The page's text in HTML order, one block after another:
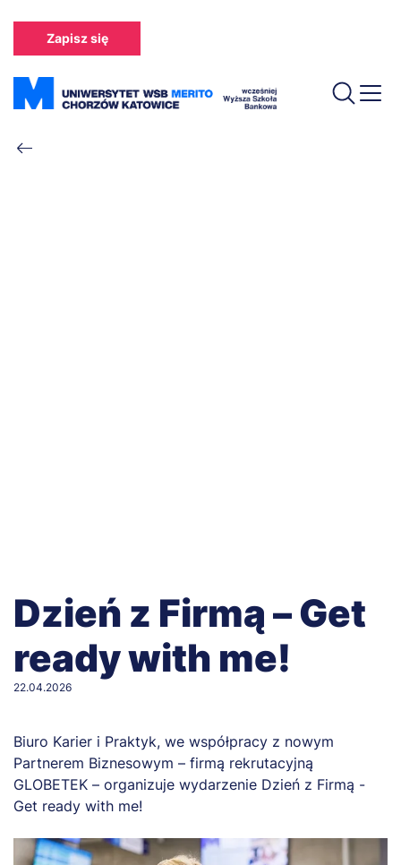
treści
Zapisz się
Ścieżka
Dzień z Firmą – Get
ready with me!
22.04.2026
Biuro Karier i Praktyk, we współpracy z nowym
Partnerem Biznesowym – firmą rekrutacyjną
GLOBETEK – organizuje wydarzenie Dzień z Firmą -
Get ready with me!